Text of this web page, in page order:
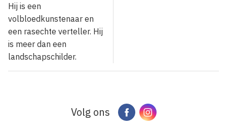
Hij is een
volbloedkunstenaar en
een rasechte verteller. Hij
is meer dan een
landschapschilder.
Volg ons FacebookInstagram